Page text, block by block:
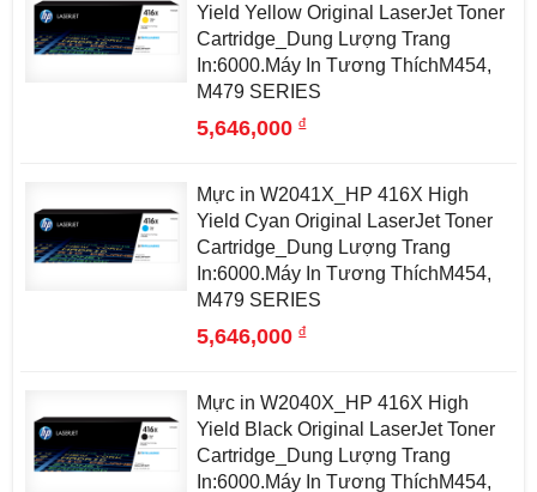
Yield Yellow Original LaserJet Toner
Cartridge_Dung Lượng Trang
In:6000.Máy In Tương ThíchM454,
M479 SERIES
5,646,000đ
Mực in W2041X_HP 416X High
Yield Cyan Original LaserJet Toner
Cartridge_Dung Lượng Trang
In:6000.Máy In Tương ThíchM454,
M479 SERIES
5,646,000đ
Mực in W2040X_HP 416X High
Yield Black Original LaserJet Toner
Cartridge_Dung Lượng Trang
In:6000.Máy In Tương ThíchM454,